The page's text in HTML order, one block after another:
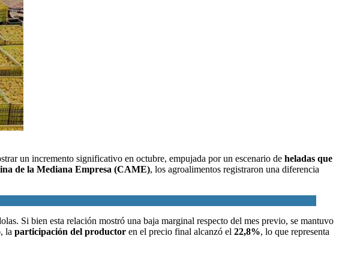
un incremento significativo en octubre, empujada por un escenario de heladas que
de la Mediana Empresa (CAME), los agroalimentos registraron una diferencia
Si bien esta relación mostró una baja marginal respecto del mes previo, se mantuvo
la participación del productor en el precio final alcanzó el 22,8%, lo que representa